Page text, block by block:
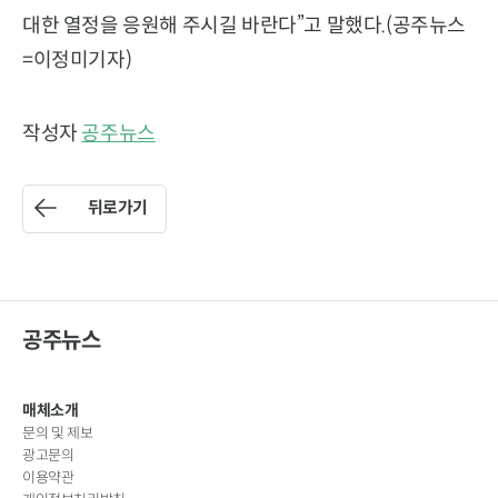
대한 열정을 응원해 주시길 바란다”고 말했다.(공주뉴스
=이정미기자)
작성자 공주뉴스
뒤로가기
공주뉴스
매체소개
문의 및 제보
광고문의
이용약관